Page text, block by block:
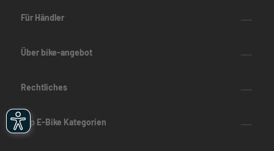
Für Händler
Über bike-angebot
Rechtliches
Top E-Bike Kategorien